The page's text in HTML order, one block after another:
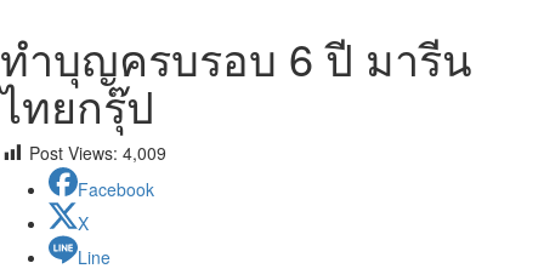
ทำบุญครบรอบ 6 ปี มารีน
ไทยกรุ๊ป
Post Views: 4,009
Facebook
X
Line